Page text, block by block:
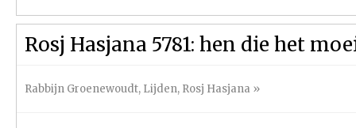
Rosj Hasjana 5781: hen die het
Rabbijn Groenewoudt, Lijden, Rosj Hasjana »